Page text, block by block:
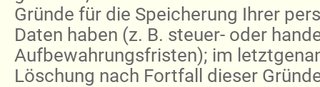
Gründe für die Speicherung Ihrer
Daten haben (z. B. steuer- oder
Aufbewahrungsfristen); im
Löschung nach Fortfall dieser